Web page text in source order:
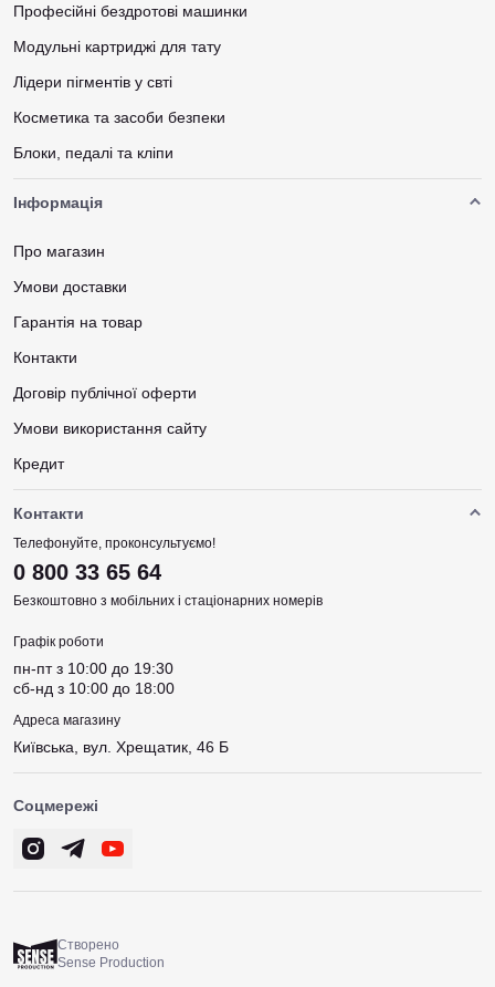
Професійні бездротові машинки
Модульні картриджі для тату
Лідери пігментів у свті
Косметика та засоби безпеки
Блоки, педалі та кліпи
Інформація
Про магазин
Умови доставки
Гарантія на товар
Контакти
Договір публічної оферти
Умови використання сайту
Кредит
Контакти
Телефонуйте, проконсультуємо!
0 800 33 65 64
Безкоштовно з мобільних і стаціонарних номерів
Графік роботи
пн-пт з 10:00 до 19:30
сб-нд з 10:00 до 18:00
Адреса магазину
Київська, вул. Хрещатик, 46 Б
Соцмережі
Створено
Sense Production